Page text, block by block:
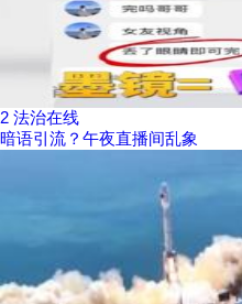
2 法治在线
暗语引流？午夜直播间乱象